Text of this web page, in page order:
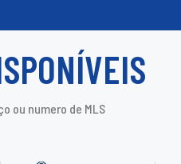
ou numero de MLS